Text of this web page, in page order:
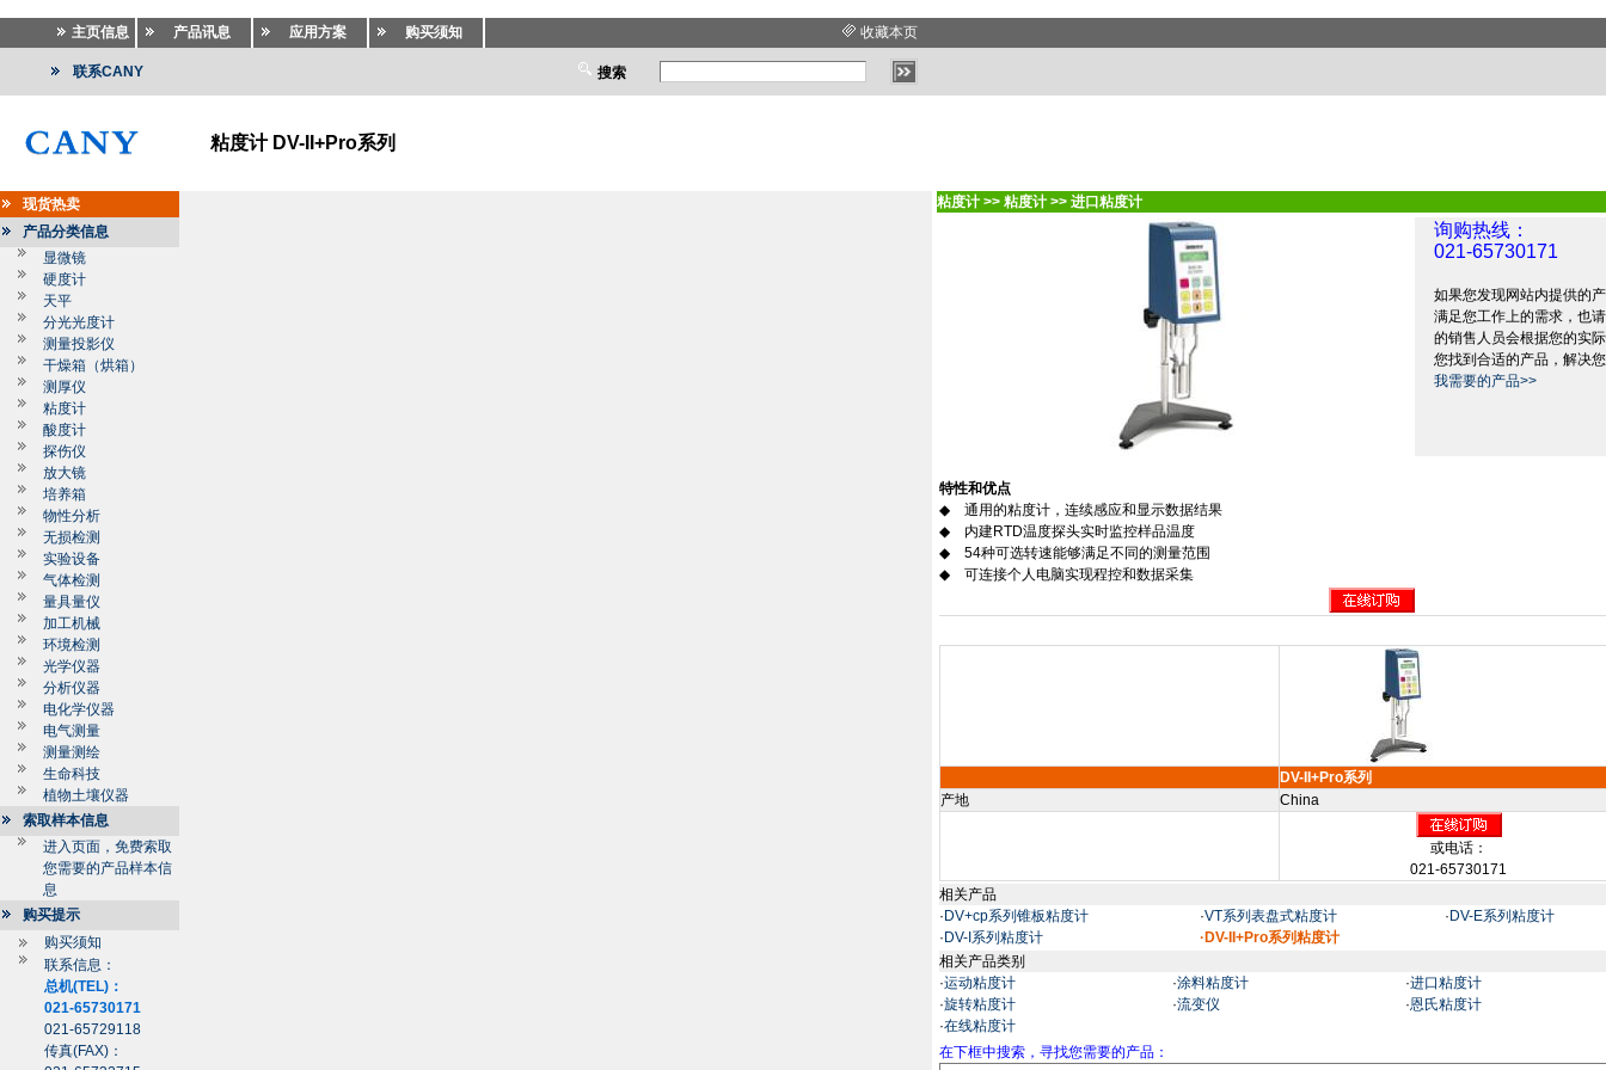
主页信息 产品讯息 应用方案 购买须知 收藏本页
联系CANY 搜索
粘度计 DV-II+Pro系列
现货热卖
产品分类信息
显微镜
硬度计
天平
分光光度计
测量投影仪
干燥箱（烘箱）
测厚仪
粘度计
酸度计
探伤仪
放大镜
培养箱
物性分析
无损检测
实验设备
气体检测
量具量仪
加工机械
环境检测
光学仪器
分析仪器
电化学仪器
电气测量
测量测绘
生命科技
植物土壤仪器
索取样本信息
进入页面，免费索取
您需要的产品样本信
息
购买提示
购买须知
联系信息：
总机(TEL)：
021-65730171
021-65729118
传真(FAX)：
粘度计 >> 粘度计 >> 进口粘度计
询购热线：
021-65730171
如果您发现网站内提供的
满足您工作上的需求，也
的销售人员会根据您的实
您找到合适的产品，解决
我需要的产品>>
特性和优点
◆
通用的粘度计，连续感应和显示数据结果
◆
内建RTD温度探头实时监控样品温度
◆
54种可选转速能够满足不同的测量范围
◆
可连接个人电脑实现程控和数据采集
DV-II+Pro系列
产地
China
或电话：
021-65730171
相关产品
· DV+cp系列锥板粘度计 ·VT系列表盘式粘度计 · DV-E系列粘度计
· DV-I系列粘度计
·DV-II+Pro系列粘度计
相关产品类别
·运动粘度计 ·涂料粘度计 ·进口粘度计
·旋转粘度计 ·流变仪 ·恩氏粘度计
·在线粘度计
在下框中搜索，寻找您需要的产品：